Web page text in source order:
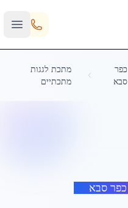
כפר
סבא
מתכת לגגות
מתכתיים
כפר סבא